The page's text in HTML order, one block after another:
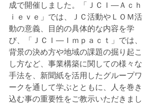
成で開催しました。「ＪＣＩ―Ａｃｈ
ｉｅｖｅ」では、ＪＣ活動やＬＯＭ活
動の意義、目的の具体的な内容を学
び、「ＪＣＩ―Ｉｍｐａｃｔ」では、
背景の決め方や地域の課題の掘り起こ
し方など、事業構築に関しての様々な
手法を、新聞紙を活用したグループワ
ークを通して学ぶとともに、人を巻き
込む事の重要性をご教示いただきまし